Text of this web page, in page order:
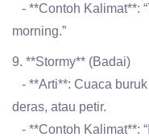
- **Contoh Kalimat**:
morning.”
9. **Stormy** (Badai)
- **Arti**: Cuaca
deras, atau petir.
- **Contoh Kalimat**: